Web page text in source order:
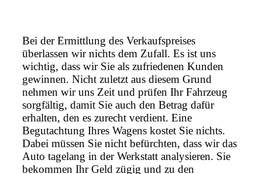
Bei der Ermittlung des Verkaufspreises
überlassen wir nichts dem Zufall. Es ist uns
wichtig, dass wir Sie als zufriedenen Kunden
gewinnen. Nicht zuletzt aus diesem Grund
nehmen wir uns Zeit und prüfen Ihr Fahrzeug
sorgfältig, damit Sie auch den Betrag dafür
erhalten, den es zurecht verdient. Eine
Begutachtung Ihres Wagens kostet Sie nichts.
Dabei müssen Sie nicht befürchten, dass wir das
Auto tagelang in der Werkstatt analysieren. Sie
bekommen Ihr Geld zügig und zu den